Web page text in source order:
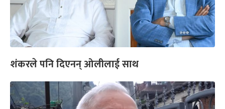
शंकरले पनि दिएनन् ओलीलाई साथ